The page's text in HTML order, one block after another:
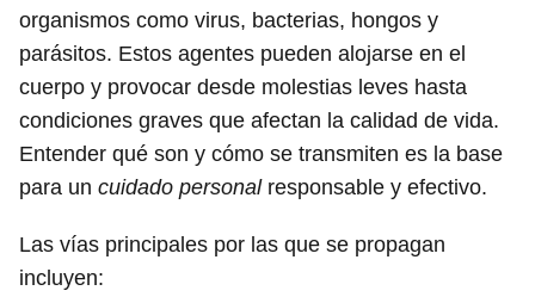
organismos como virus, bacterias, hongos y
parásitos. Estos agentes pueden alojarse en el
cuerpo y provocar desde molestias leves hasta
condiciones graves que afectan la calidad de vida.
Entender qué son y cómo se transmiten es la base
para un cuidado personalresponsable y efectivo.
Las vías principales por las que se propagan
incluyen: